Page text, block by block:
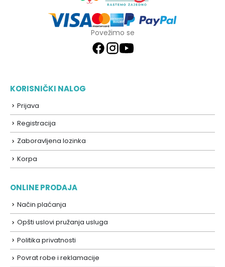
Povežimo se
KORISNIČKI NALOG
Prijava
Registracija
Zaboravljena lozinka
Korpa
ONLINE PRODAJA
Način plaćanja
Opšti uslovi pružanja usluga
Politika privatnosti
Povrat robe i reklamacije